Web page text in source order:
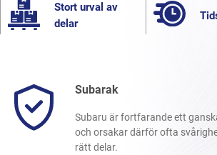
Stort urval av
delar
Subarak
Subaru är fortfarande ett
och orsakar därför ofta
rätt delar.